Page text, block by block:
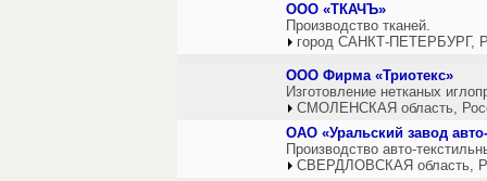
ООО «ТКАЧЪ»
Производство тканей.
город САНКТ-ПЕТЕРБУРГ,
ООО Фирма «Триотекс»
Изготовление нетканых
СМОЛЕНСКАЯ область,
ОАО «Уральский завод
Производство авто-
СВЕРДЛОВСКАЯ область,